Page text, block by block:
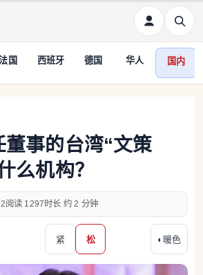
国 西班牙 德国 华人 国内
事的台湾“文策
么机构？
1297 约 2 分钟
紧 松 ◐ 暖色